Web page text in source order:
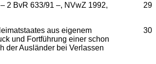
29
2 BvR 633/91 –, NVwZ 1992,
30
aus eigenem
und Fortführung einer schon
der Ausländer bei Verlassen